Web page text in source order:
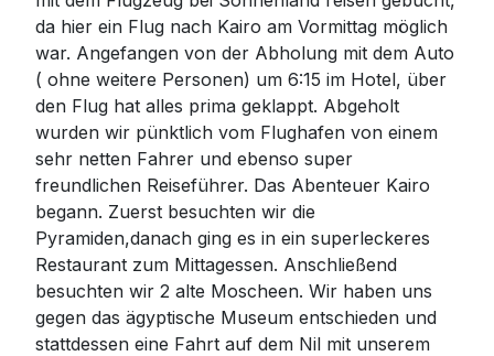
da hier ein Flug nach Kairo am Vormittag möglich
war. Angefangen von der Abholung mit dem Auto
( ohne weitere Personen) um 6:15 im Hotel, über
den Flug hat alles prima geklappt. Abgeholt
wurden wir pünktlich vom Flughafen von einem
sehr netten Fahrer und ebenso super
freundlichen Reiseführer. Das Abenteuer Kairo
begann. Zuerst besuchten wir die
Pyramiden,danach ging es in ein superleckeres
Restaurant zum Mittagessen. Anschließend
besuchten wir 2 alte Moscheen. Wir haben uns
gegen das ägyptische Museum entschieden und
stattdessen eine Fahrt auf dem Nil mit unserem